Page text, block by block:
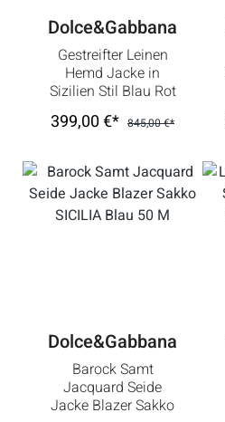
Dolce&Gabbana
Gestreifter Leinen
Hemd Jacke in
Sizilien Stil Blau Rot
48 M
399,00 €* 845,00 €*
Dolce&Gabbana
Barock Samt
Jacquard Seide
Jacke Blazer Sakko